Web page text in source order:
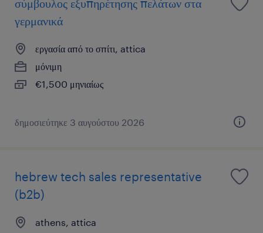
σύμβουλος εξυπηρέτησης πελάτων στα
γερμανικά
εργασία από το σπίτι, attica
μόνιμη
€1,500 μηνιαίως
δημοσιεύτηκε 3 αυγούστου 2026
hebrew tech sales representative
(b2b)
athens, attica